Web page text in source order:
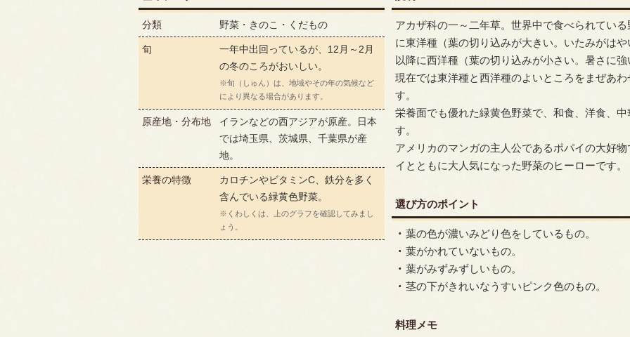
分類 野菜・きのこ・くだもの
旬
一年中出回っているが、12月～2月
の冬のころがおいしい。
※旬（しゅん）は、地域やその年の気候など
により異なる場合があります。
原産地・分布地
イランなどの西アジアが原産。日本
では埼玉県、茨城県、千葉県が産
地。
栄養の特徴
カロチンやビタミンC、鉄分を多く
含んでいる緑黄色野菜。
※くわしくは、上のグラフを確認してみまし
ょう。
アカザ科の一～二年草。世界中で食べられてい
に東洋種（葉の切り込みが大きい。いたみがは
以降に西洋種（葉の切り込みが小さい。暑さに
現在では東洋種と西洋種のよいところをまぜあ
す。
栄養面でも優れた緑黄色野菜で、和食、洋食、
す。
アメリカのマンガの主人公であるポパイの大好
イとともに大人気になった野菜のヒーローです。
選び方のポイント
葉の色が濃いみどり色をしているもの。
葉がかれていないもの。
葉がみずみずしいもの。
茎の下がきれいなうすいピンク色のもの。
料理メモ